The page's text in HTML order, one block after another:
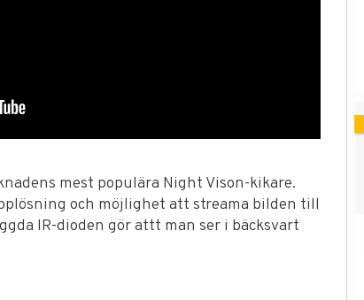
mest populära Night Vison-kikare.
och möjlighet att streama bilden till
IR-dioden gör attt man ser i bäcksvart